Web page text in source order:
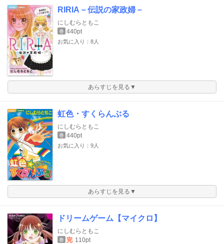
RIRIA－伝説の家政婦－
にしむらともこ
巻 440pt
お気に入り：8人
あらすじを見る▼
虹色・すくらんぶる
にしむらともこ
巻 440pt
お気に入り：9人
あらすじを見る▼
ドリームゲーム【マイクロ】
にしむらともこ
巻 完 110pt